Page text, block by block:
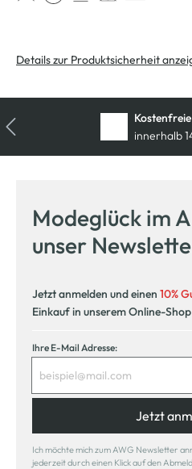
Details zur Produktsicherheit
innerhalb
Modeglück im
unser
Jetzt anmelden und einen 10%
Einkauf in unserem Online-
Ihre E-Mail Adresse:
Jetzt
Ich möchte mich zum AWG Newsletter
jederzeit durch einen Klick auf den